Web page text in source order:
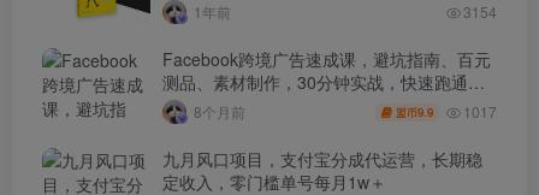
1年前 3154
Facebook跨境广告速成课，避坑指南、百元
测品、素材制作，30分钟实战，快速跑通首
单出单8个月前 盟币9.9 1017
九月风口项目，支付宝分成代运营，长期稳
定收入，零门槛单号每月1w＋